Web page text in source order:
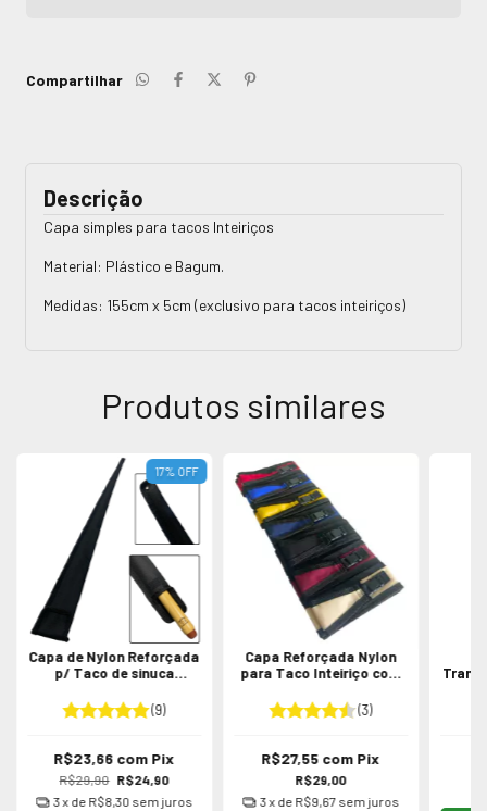
Compartilhar
Descrição
Capa simples para tacos Inteiriços
Material: Plástico e Bagum.
Medidas: 155cm x 5cm (exclusivo para tacos inteiriços)
Produtos similares
17% OFF
Capa de Nylon Reforçada
p/ Taco de sinuca
(9)
R$29,90 R$24,90
R$23,66 com Pix
3x de R$8,30 sem juros
Capa Reforçada Nylon
para Taco Inteiriço com
Colorida (3)
R$29,00
R$27,55 com Pix
3x de R$9,67 sem juros